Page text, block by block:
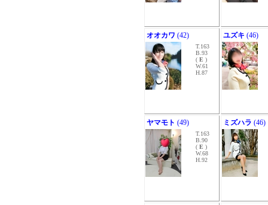
オオカワ (42)
T.163
B.93
( E )
W.61
H.87
ユズキ (46)
ヤマモト (49)
T.163
B.90
( E )
W.68
H.92
ミズハラ (46)